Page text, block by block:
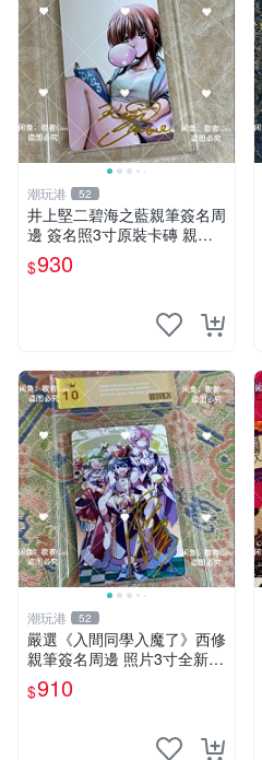
潮玩港 52
井上堅二碧海之藍親筆簽名周
邊 簽名照3寸原裝卡磚 親
筆、收藏、簽名照
$930
潮玩港 52
嚴選《入間同學入魔了》西修
親筆簽名周邊 照片3寸全新含
卡磚 收藏推薦 鏡像照片 周邊
收藏
$910